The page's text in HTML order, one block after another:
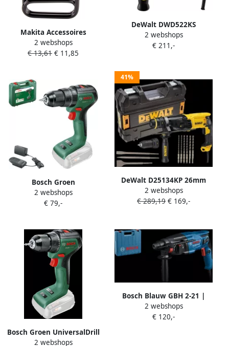
Makita Accessoires
Draaghaak haakse
boormachine 127778-1
2 webshops
€ 13,61 € 11,85
DeWalt DWD522KS
Klopboormachine | 950w
DWD522KS-QS
2 webshops
€ 211,-
Bosch Groen
UniversalImpact 18V-60 |
Accuklopboorschroevendraaier
2 webshops
€ 79,-
41%
DeWalt D25134KP 26mm
SDS+ Combihamer | 800w
2.8J + Boor en beitelset
2 webshops
€ 289,19 € 169,-
Bosch Groen UniversalDrill
18V-60 |
2 webshops
Bosch Blauw GBH 2-21 |
Boorhamer | 2J | 720w |
koffer 06112a6000
2 webshops
€ 120,-